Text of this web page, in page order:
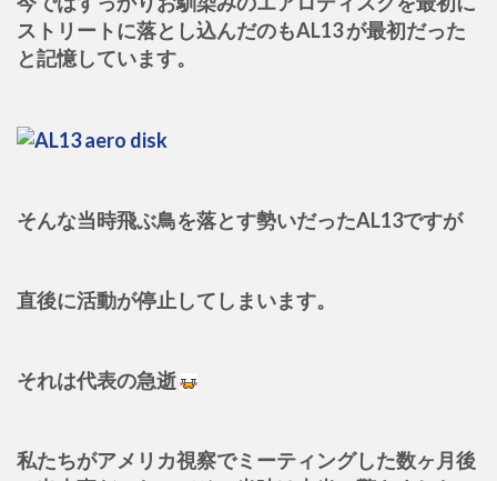
ストリートに落とし込んだのもAL13 が最初だった
と記憶しています。
そんな当時飛ぶ鳥を落とす勢いだったAL13ですが
直後に活動が停止してしまいます。
それは代表の急逝
私たちがアメリカ視察でミーティングした数ヶ月後